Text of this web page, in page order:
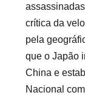
crítica da
pela
que o Japão
China e
Nacional